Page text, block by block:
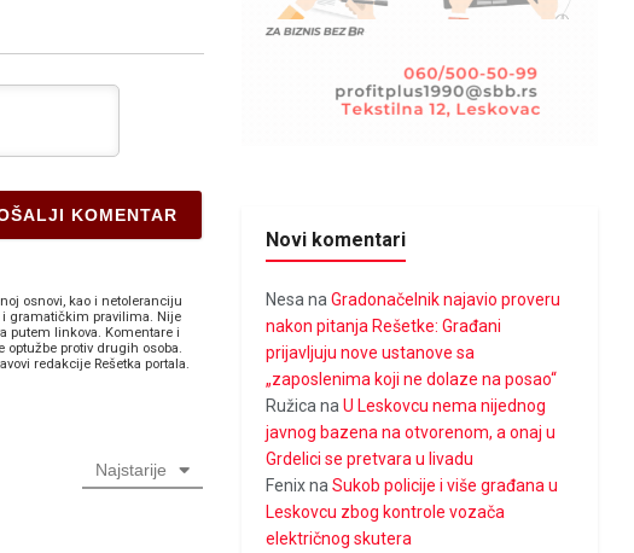
osnovi, kao i netoleranciju
i gramatičkim pravilima. Nije
putem linkova. Komentare i
protiv drugih osoba.
redakcije Rešetka portala.
Najstarije
Novi komentari
Nesa naGradonačelnik najavio proveru
nakon pitanja Rešetke: Građani
prijavljuju nove ustanove sa
„zaposlenima koji ne dolaze na posao“
Ružica naU Leskovcu nema nijednog
javnog bazena na otvorenom, a onaj u
Grdelici se pretvara u livadu
FenixnaSukob policije i više građana u
Leskovcu zbog kontrole vozača
električnog skutera